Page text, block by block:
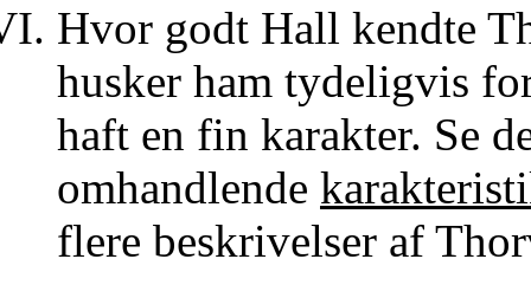
Hvor godt Hall kendte
husker ham tydeligvis
haft en fin karakter. Se
omhandlende
flere beskrivelser af